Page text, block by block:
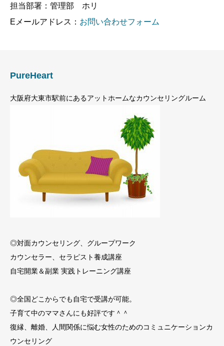
担当部署：管理部 ホリ
Eメールアドレス： お問い合わせフォーム
PureHeart
大阪府大東市駅前にあるアットホームなカウンセリングルーム
◎対面カウンセリング、グループワーク
カウンセラー、セラピスト養成講座
自宅開業＆副業 実践トレーニング講座
◎全国どこからでも自宅で受講が可能。
子育て中のママさんにも好評です＾＾
復縁、離婚、人間関係に悩む女性のためのコミュニケーションカ
ウンセリング